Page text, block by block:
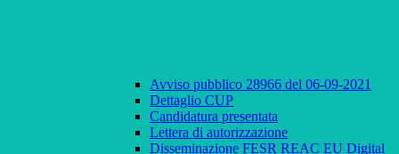
Avviso pubblico 28966 del 06-09-2021
Dettaglio CUP
Candidatura presentata
Lettera di autorizzazione
Disseminazione FESR REAC EU Digital